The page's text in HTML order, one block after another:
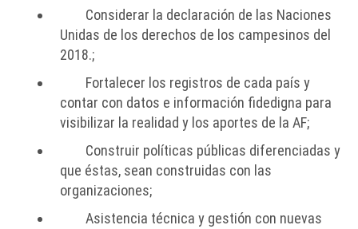
Considerar la declaración de las Naciones
Unidas de los derechos de los campesinos del
2018.;
Fortalecer los registros de cada país y
contar con datos e información fidedigna para
visibilizar la realidad y los aportes de la AF;
Construir políticas públicas diferenciadas y
que éstas, sean construidas con las
organizaciones;
Asistencia técnica y gestión con nuevas